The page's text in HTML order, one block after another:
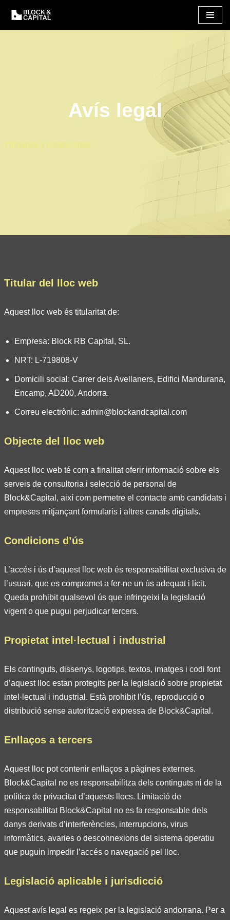
Vés
Avís legal
Términos y condiciones
Titular del lloc web
Aquest lloc web és titularitat de:
Empresa: Block RB Capital, SL.
NRT: L-719808-V
Domicili social: Carrer dels Avellaners, Edifici Mandurana,
Encamp, AD200, Andorra.
Correu electrònic: admin@blockandcapital.com
Objecte del lloc web
Aquest lloc web té com a finalitat oferir informació sobre els
serveis de consultoria i selecció de personal de
Block&Capital, així com permetre el contacte amb candidats i
empreses mitjançant formularis i altres canals digitals.
Condicions d’ús
L’accés i ús d’aquest lloc web és responsabilitat exclusiva de
l’usuari, que es compromet a fer-ne un ús adequat i lícit.
Queda prohibit qualsevol ús que infringeixi la legislació
vigent o que pugui perjudicar tercers.
Propietat intel·lectual i industrial
Els continguts, dissenys, logotips, textos, imatges i codi font
d’aquest lloc estan protegits per la legislació sobre propietat
intel·lectual i industrial. Està prohibit l’ús, reproducció o
distribució sense autorització expressa de Block&Capital.
Enllaços a tercers
Aquest lloc pot contenir enllaços a pàgines externes.
Block&Capital no es responsabilitza dels continguts ni de la
política de privacitat d’aquests llocs. Limitació de
responsabilitat Block&Capital no es fa responsable dels
danys derivats d’interferències, interrupcions, virus
informàtics, avaries o desconnexions del sistema operatiu
que puguin impedir l’accés o navegació pel lloc.
Legislació aplicable i jurisdicció
Aquest avís legal es regeix per la legislació andorrana. Per a